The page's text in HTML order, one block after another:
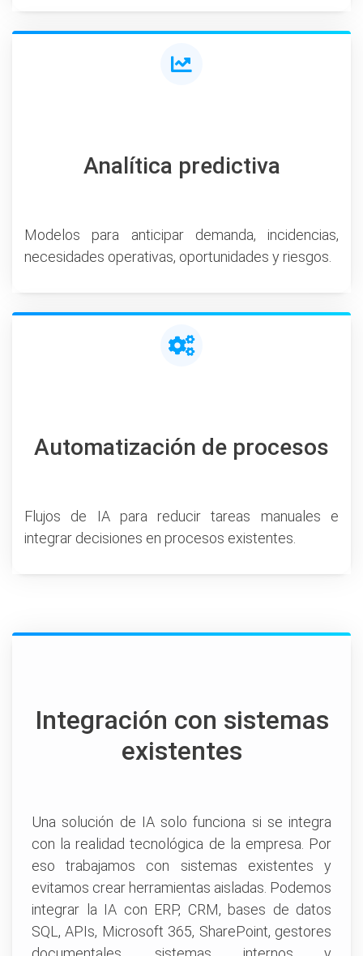
Analítica predictiva
Modelos para anticipar demanda, incidencias,
necesidades operativas, oportunidades y riesgos.
Automatización de procesos
Flujos de IA para reducir tareas manuales e
integrar decisiones en procesos existentes.
Integración con sistemas
existentes
Una solución de IA solo funciona si se integra
con la realidad tecnológica de la empresa. Por
eso trabajamos con sistemas existentes y
evitamos crear herramientas aisladas. Podemos
integrar la IA con ERP, CRM, bases de datos
SQL, APIs, Microsoft 365, SharePoint, gestores